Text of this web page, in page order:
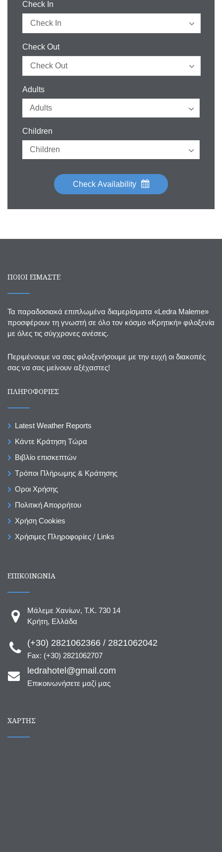
Check In
Check Out
Adults
Children
Check Availability
ΠΟΙΟΙ ΕΙΜΑΣΤΕ
Τα παραδοσιακά επιπλωμένα διαμερίσματα «Ledra Maleme»
προσφέρουν τη γνωστή σε όλο τον κόσμο «Κρητική» φιλοξενία
με όλες τις σύγχρονες ανέσεις.
Περιμένουμε να σας φιλοξενήσουμε με την ευχή οι διακοπές
σας να σας μείνουν αξέχαστες!
ΠΛΗΡΟΦΟΡΙΕΣ
Latest Weather Reports
Κάντε Κράτηση Τώρα
Βιβλίο επισκεπτών
Τρόποι Πλήρωμης & Κράτησης
Οροι Χρήσης
Πολιτική Απορρήτου
Χρήση Cookies
Χρήσιμες Πληροφορίες / Links
ΕΠΙΚΟΙΝΩΝΙΑ
Μάλεμε Χανίων, T.K. 730 14
Κρήτη, Ελλάδα
(+30) 2821062366 / 2821062042
Fax: (+30) 2821062707
ledrahotel@gmail.com
Επικοινωνήσετε μαζί μας
ΧΆΡΤΗΣ